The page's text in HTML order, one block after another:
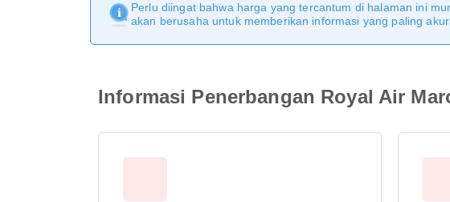
Perlu diingat bahwa harga yang tercantum di halaman ini
akan berusaha untuk memberikan informasi yang paling
Informasi Penerbangan Royal Air